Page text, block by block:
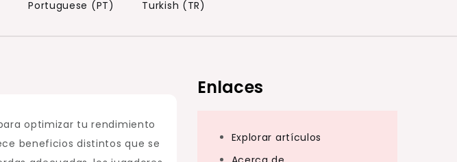
Portuguese (PT) Turkish (TR)
optimizar tu rendimiento
beneficios distintos que se
Enlaces
Explorar artículos